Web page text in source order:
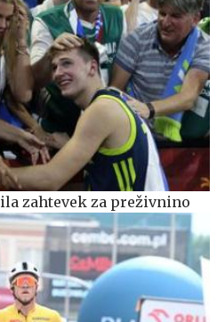
zahtevek za preživnino